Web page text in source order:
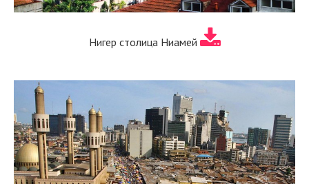
Нигер столица Ниамей